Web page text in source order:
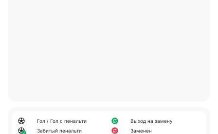
Гол / Гол с пенальти
Забитый пенальти
Выход на замену
Заменен